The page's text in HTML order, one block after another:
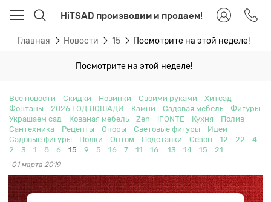
HiTSAD производим и продаем!
Главная Новости 15 Посмотрите на этой неделе!
Посмотрите на этой неделе!
Все новости Скидки Новинки Своими руками
Хитсад
Фонтаны
2026 ГОД ЛОШАДИ Камни Садовая мебель
Фигуры
Украшаем сад
Кованая мебель Zen iFONTE Кухня
Полив
Сантехника
Рецепты Опоры Световые фигуры
Идеи
Садовые фигуры
Полки Оптом Подставки Сезон 12 22
4
2
3 1 8 6 15 9 5 16 7 11 16. 13 14 15 21
01 марта 2019